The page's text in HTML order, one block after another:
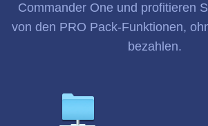
Commander One und profitieren
von den PRO Pack-Funktionen,
bezahlen.